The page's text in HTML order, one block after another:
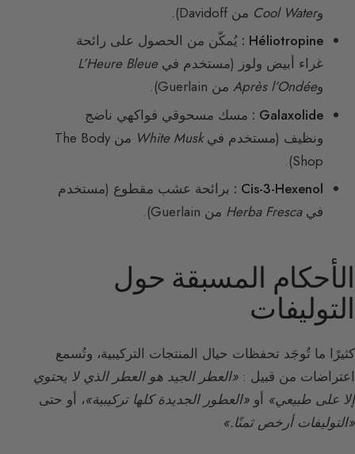
وCool Water من Davidoff).
Héliotropine :
يُمكّن من الحصول على رائحة
غراء أبيض ولوز (مستخدم فيL’Heure Bleue
وAprès l’Ondée من Guerlain).
Galaxolide :
مسك مسحوقي فواكهي ناضج
ونظيف (مستخدم فيWhite Musk
من The Body
Shop).
Cis-3-Hexenol :
برائحة عشب مقطوع (مستخدم
فيHerba Fresca من Guerlain).
الأحكام المسبقة حول
التوليفات
كثيرًا ما تُوجَد تحفظات حيال المنتجات التركيبية، وتُسمع
اعتراضات من قبيل : «العطر الجيد هو العطر الذي لا يحتوي
إلا على طبيعي» أو «العطور الجديدة كلها تركيبية»، أو حتى
«التوليفات أرخص ثمنًا.»